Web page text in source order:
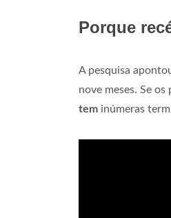
Porque
A pesquisa
nove meses. Se
tem inúmeras